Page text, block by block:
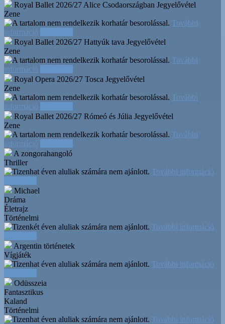
Royal Ballet 2026/27 Alice Csodaországban Jegyelővétel
Zene
További
információ
Royal Ballet 2026/27 Hattyúk tava Jegyelővétel
Zene
További
információ
Royal Opera 2026/27 Tosca Jegyelővétel
Zene
További
információ
Royal Ballet 2026/27 Rómeó és Júlia Jegyelővétel
Zene
További
információ
A zongorahangoló
Thriller
További információ
Michael
Dráma
Életrajz
Történelmi
További információ
Argentin történetek
Vígjáték
További információ
Odüsszeia
Fantasztikus
Kaland
Történelmi
További információ